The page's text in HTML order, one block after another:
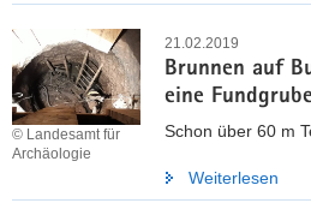
21.02.2019
Brunnen auf
eine Fundgrube
© Landesamt für
Archäologie
Schon über 60 m
Weiterlesen